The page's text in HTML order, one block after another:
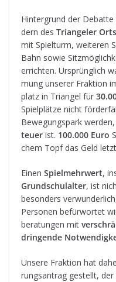
Hin­ter­grund der
dern des Tri­an­ge­ler
mit Spiel­turm, wei­te­ren
Bahn sowie
errich­ten. Ursprüng­lich
mung unse­rer Frak­tion
platz in Tri­an­gel für
Spiel­plätze nicht
Bewe­gungs­park
teuer ist. 100.000 Euro
chem Topf das Geld
Einen Spiel­mehr­wert,
Grund­schul­al­ter, ist
beson­ders
Per­so­nen befür­wor­tet
be­ra­tun­gen mit
drin­gende
Unsere Frak­tion hat
rungs­an­trag gestellt,